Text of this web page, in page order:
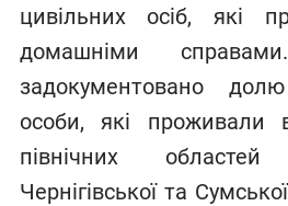
цивільних осіб, які
домашніми
задокументовано
особи, які проживали
північних
Чернігівської та